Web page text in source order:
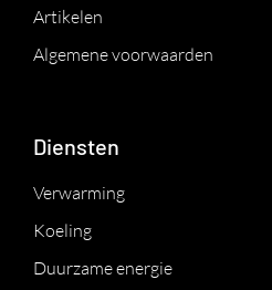
Artikelen
Algemene voorwaarden
Diensten
Verwarming
Koeling
Duurzame energie